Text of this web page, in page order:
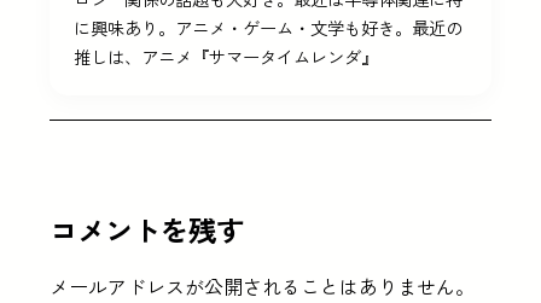
に興味あり。アニメ・ゲーム・文学も好き。最近の
推しは、アニメ『サマータイムレンダ』
コメントを残す
メールアドレスが公開されることはありません。